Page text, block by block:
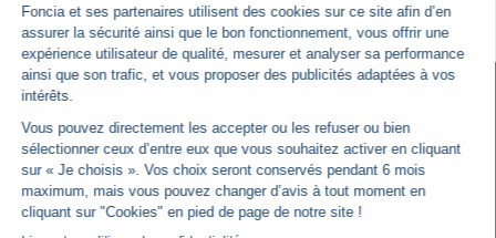
Instagram
Conditions Générales d'Utilisation
Conditions Générales de Ventes
Charte de protection des données personnelles
Cookies
Politique relative aux cookies
Accessibilité : partiellement conforme